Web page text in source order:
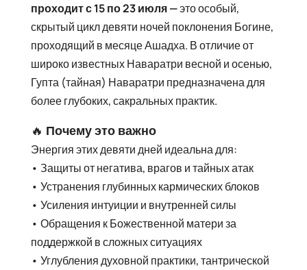
проходит с 15 по 23 июля —это особый,
скрытый цикл девяти ночей поклонения Богине,
проходящий в месяце Ашадха. В отличие от
широко известных Наваратри весной и осенью,
Гупта (тайная) Наваратри предназначена для
более глубоких, сакральных практик.
🔥 Почему это важно
Энергия этих девяти дней идеальна для:
• Защиты от негатива, врагов и тайных атак
• Устранения глубинных кармических блоков
• Усиления интуиции и внутренней силы
• Обращения к Божественной матери за
поддержкой в сложных ситуациях
• Углубления духовной практики, тантрической